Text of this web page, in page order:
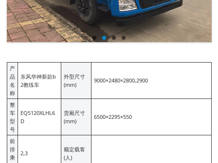
产
品
名
称
东风华神新款b
2教练车
外型尺寸
(mm)
9000×2480×2800,2900
整
车
型
号
EQ5120XLHL6
D
货厢尺寸
(mm)
6500×2295×550
前
排
乘
2,3
额定载客
(人)